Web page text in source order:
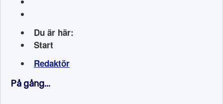
Du är här:
Start
Redaktör
På gång...